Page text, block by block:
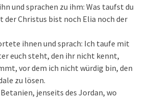
und sprachen zu ihm: Was taufst du
der Christus bist noch Elia noch der
ihnen und sprach: Ich taufe mit
euch steht, den ihr nicht kennt,
vor dem ich nicht würdig bin, den
zu lösen.
jenseits des Jordan, wo